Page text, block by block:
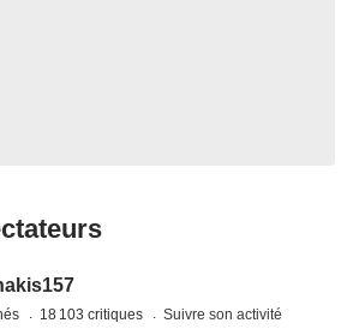
18 103 critiques Suivre son activité